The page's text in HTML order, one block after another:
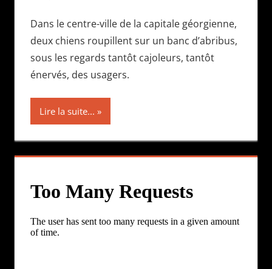
Dans le centre-ville de la capitale géorgienne,
deux chiens roupillent sur un banc d’abribus,
sous les regards tantôt cajoleurs, tantôt
énervés, des usagers.
Lire la suite...